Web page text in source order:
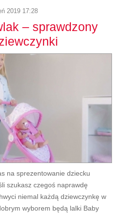
2019 17:28
– sprawdzony
na sprezentowanie dziecku
szukasz czegoś naprawdę
niemal każdą dziewczynkę w
wyborem będą lalki Baby